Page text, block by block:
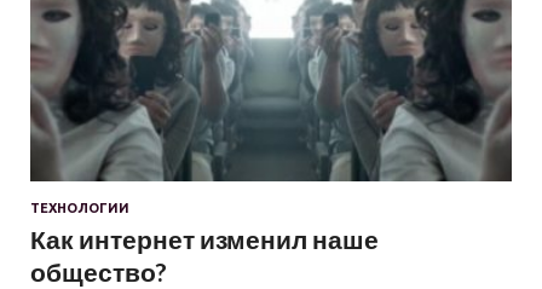
ТЕХНОЛОГИИ
Как интернет изменил наше
общество?